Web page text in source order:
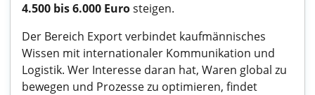
4.500 bis 6.000 Eurosteigen.
Der Bereich Export verbindet kaufmännisches
Wissen mit internationaler Kommunikation und
Logistik. Wer Interesse daran hat, Waren global zu
bewegen und Prozesse zu optimieren, findet